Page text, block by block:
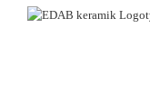
Fortsätt